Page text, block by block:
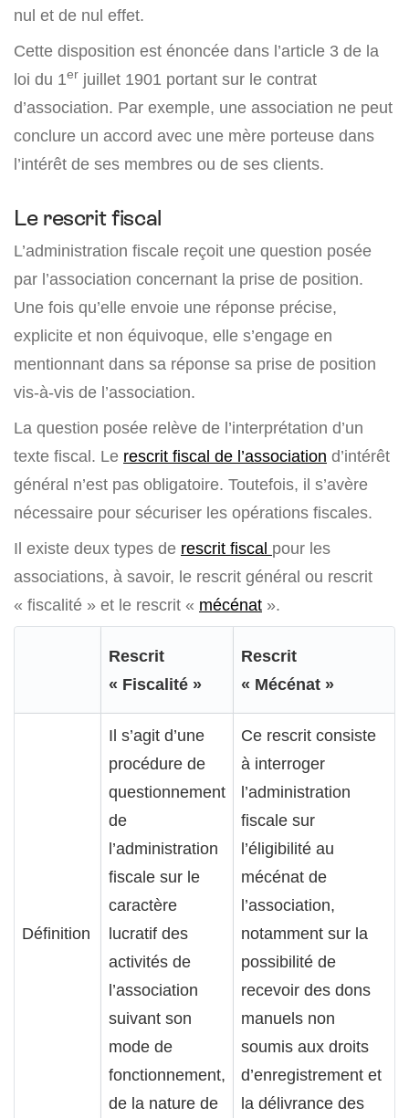
nul et de nul effet.
Cette disposition est énoncée dans l’article 3 de la
loi du 1er juillet 1901 portant sur le contrat
d’association. Par exemple, une association ne peut
conclure un accord avec une mère porteuse dans
l’intérêt de ses membres ou de ses clients.
Le rescrit fiscal
L’administration fiscale reçoit une question posée
par l’association concernant la prise de position.
Une fois qu’elle envoie une réponse précise,
explicite et non équivoque, elle s’engage en
mentionnant dans sa réponse sa prise de position
vis-à-vis de l’association.
La question posée relève de l’interprétation d’un
texte fiscal. Le rescrit fiscal de l’association d’intérêt
général n’est pas obligatoire. Toutefois, il s’avère
nécessaire pour sécuriser les opérations fiscales.
Il existe deux types de rescrit fiscal pour les
associations, à savoir, le rescrit général ou rescrit
« fiscalité » et le rescrit « mécénat ».
Rescrit
« Fiscalité »
Rescrit
« Mécénat »
Définition
Il s’agit d’une
procédure de
questionnement
de
l’administration
fiscale sur le
caractère
lucratif des
activités de
l’association
suivant son
mode de
fonctionnement,
de la nature de
Ce rescrit consiste
à interroger
l’administration
fiscale sur
l’éligibilité au
mécénat de
l’association,
notamment sur la
possibilité de
recevoir des dons
manuels non
soumis aux droits
d’enregistrement et
la délivrance des